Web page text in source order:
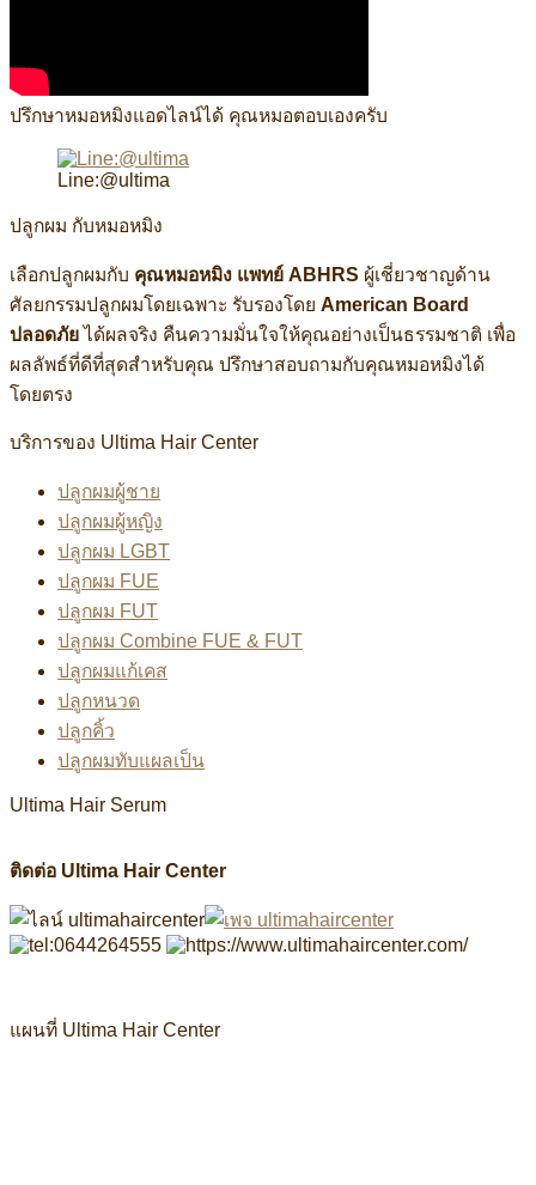
ปรึกษาหมอหมิงแอดไลน์ได้ คุณหมอตอบเองครับ
Line:@ultima
ปลูกผม กับหมอหมิง
เลือกปลูกผมกับ คุณหมอหมิง แพทย์ ABHRS ผู้เชี่ยวชาญด้าน
ศัลยกรรมปลูกผมโดยเฉพาะ รับรองโดย American Board
ปลอดภัยได้ผลจริง คืนความมั่นใจให้คุณอย่างเป็นธรรมชาติ เพื่อ
ผลลัพธ์ที่ดีที่สุดสำหรับคุณ ปรึกษาสอบถามกับคุณหมอหมิงได้
โดยตรง
บริการของ Ultima Hair Center
ปลูกผมผู้ชาย
ปลูกผมผู้หญิง
ปลูกผม LGBT
ปลูกผม FUE
ปลูกผม FUT
ปลูกผม Combine FUE & FUT
ปลูกผมแก้เคส
ปลูกหนวด
ปลูกคิ้ว
ปลูกผมทับแผลเป็น
Ultima Hair Serum
ติดต่อ Ultima Hair Center
แผนที่ Ultima Hair Center